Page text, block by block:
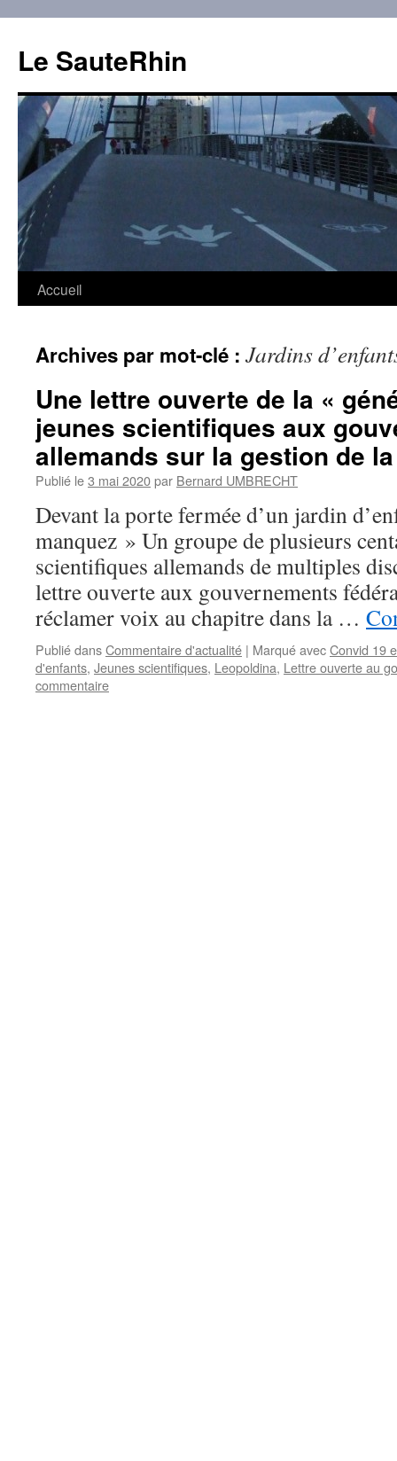
contenu
Le SauteRhin
Accueil
Archives par mot-clé : Jardins
Une lettre ouverte de la «
jeunes scientifiques aux
allemands sur la gestion de
Publié le3 mai 2020par Bernard UMBRECHT
Devant la porte fermée d’un jardin
manquez » Un groupe de plusieurs
scientifiques allemands de multiples
lettre ouverte aux gouvernements
réclamer voix au chapitre dans la …
Publié dansCommentaire d'actualité | Marqué avecConvid 19
d'enfants, Jeunes scientifiques, Leopoldina, Lettre ouverte au
commentaire